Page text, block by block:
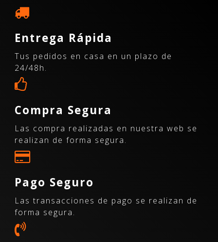
Entrega Rápida
Tus pedidos en casa en un plazo de
24/48h.
Compra Segura
Las compra realizadas en nuestra web se
realizan de forma segura.
Pago Seguro
Las transacciones de pago se realizan de
forma segura.